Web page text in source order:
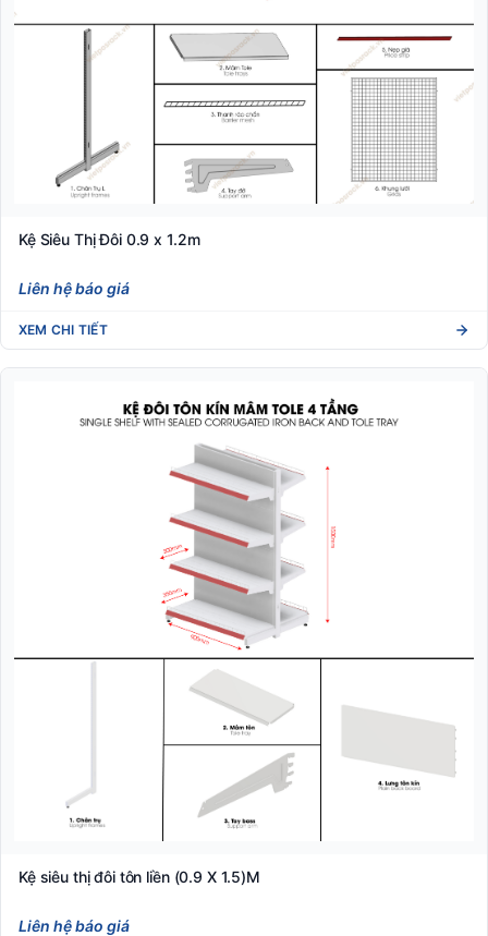
Kệ Siêu Thị Đôi 0.9 x 1.2m
Liên hệ báo giá
XEM CHI TIẾT
Kệ siêu thị đôi tôn liền (0.9 X 1.5)M
Liên hệ báo giá